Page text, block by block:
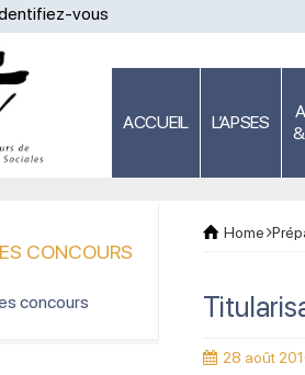
vous
ACCUEIL L’APSES
Home
28 août
CONCOURS
concours